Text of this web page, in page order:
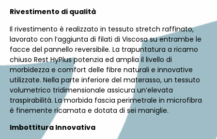
Rivestimento di qualità
Il rivestimento è realizzato in tessuto stretch raffinato,
lavorato con l’aggiunta di filati di Viscosa su entrambe le
facce del pannello reversibile. La trapuntatura a ricamo
chiuso Rest HyPlus potenzia ed amplia il livello di
morbidezza e comfort delle fibre naturali e innovative
utilizzate. Nella parte inferiore del materasso, un tessuto
volumetrico tridimensionale assicura un’elevata
traspirabilità. La morbida fascia perimetrale in microfibra
è finemente ricamata e dotata di sei maniglie.
Imbottitura Innovativa